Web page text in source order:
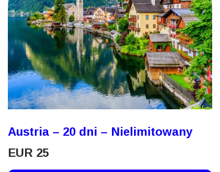
Austria – 20 dni – Nielimitowany
EUR 25